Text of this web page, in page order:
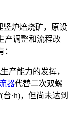
竖炉焙烧矿，原设
产调整和流程改
产能力的发挥，
器代替二次双螺
·h)，但尚未达到